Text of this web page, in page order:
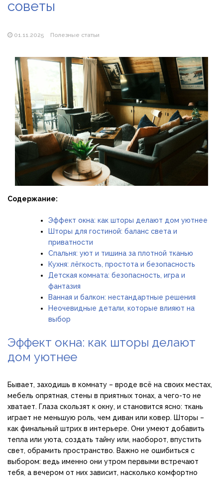
Магазин паяльников: рейтинг лучших магазинов Украины
советы
01.11.2025 Полезные статьи
Содержание:
Эффект окна: как шторы делают дом уютнее
Шторы для гостиной: баланс света и
приватности
Спальня: уют и тишина за плотной тканью
Кухня: лёгкость, простота и безопасность
Детская комната: безопасность, игра и
фантазия
Ванная и балкон: нестандартные решения
Неочевидные детали, которые влияют на
выбор
Эффект окна: как шторы делают
дом уютнее
Бывает, заходишь в комнату – вроде всё на своих местах,
мебель опрятная, стены в приятных тонах, а чего-то не
хватает. Глаза скользят к окну, и становится ясно: ткань
играет не меньшую роль, чем диван или ковер. Шторы –
как финальный штрих в интерьере. Они умеют добавить
тепла или уюта, создать тайну или, наоборот, впустить
свет, обрамить пространство. Важно не ошибиться с
выбором: ведь именно они утром первыми встречают
тебя, а вечером от них зависит, насколько комфортно